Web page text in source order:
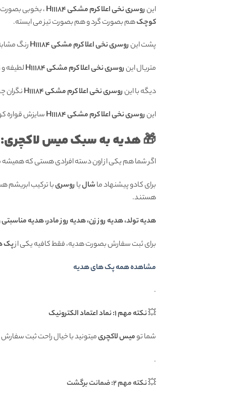
اینروسری نخی اعلا کرم مشکی H11184 ، بخوبی بصورت
کوچکهم بصورت گرد و هم بصورت تیز می ایسته.
پشت اینروسری نخی اعلا کرم مشکی H11184 رنگ
متریال اینروسری نخی اعلا کرم مشکی H11184 لطیفه
دیگه با اینروسری نخی اعلا کرم مشکی H11184 نگران
اینروسری نخی اعلا کرم مشکی H11184 سایزش قواره کوچک 100
🎁 هدیه به سبک میس لاکچری:
اگر شما هم یکی از اون دسته افرادی هستی که
برای کادو پیشنهاد ماشالیا روسریبا ترکیب ابریشم
هستند.
هدیه تولد، هدیه روز زن، هدیه روز مادر، هدیه مناسبتی
برای ثبت سفارش بصورت هدیه، فقط کافیه یکی ازپک
مشاهده همه پک های هدیه
.
💥نکته مهم 1: نماد اعتماد الکترونیک
شما تومیس لاکچریمیتونید با خیال راحت ثبت
.
💥نکته مهم 2: ضمانت برگشت